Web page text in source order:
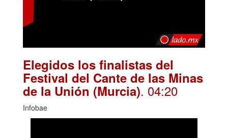
Elegidos los finalistas del
Festival del Cante de las Minas
de la Unión (Murcia). 04:20
Infobae